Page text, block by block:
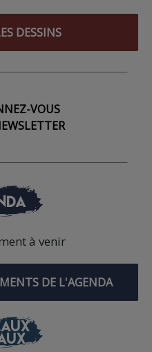
DESSINS
VOUS
à venir
DE L'AGENDA